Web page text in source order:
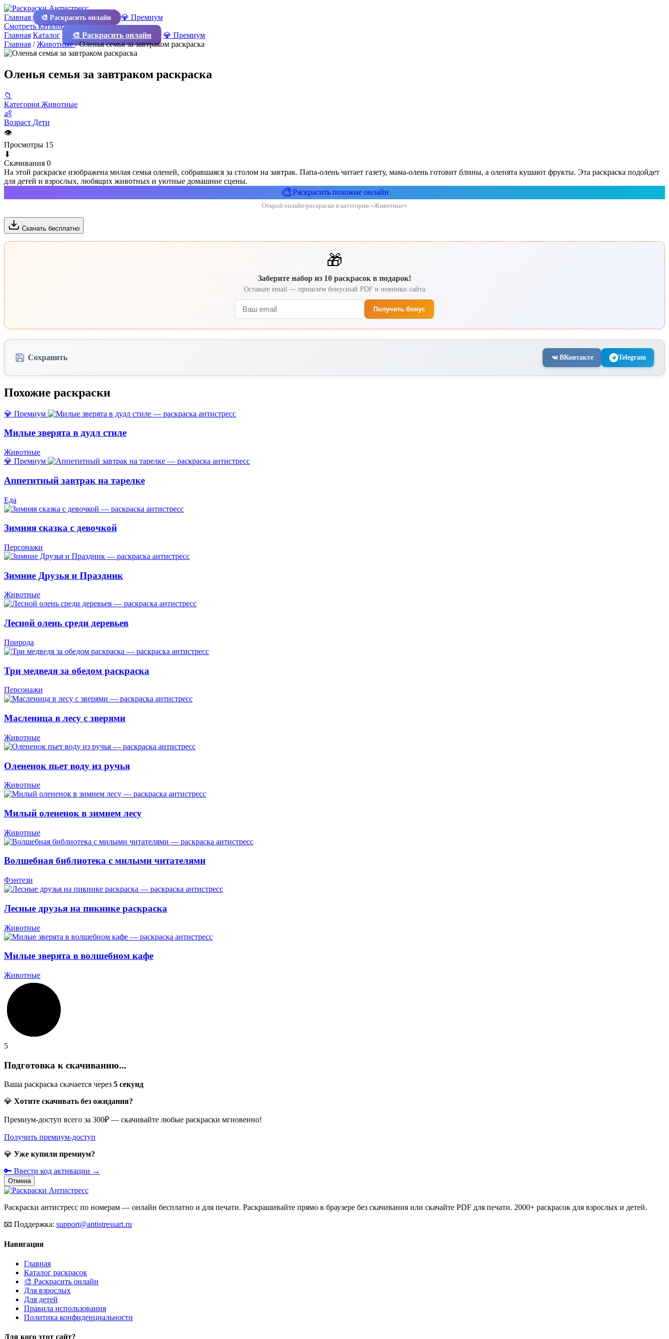
Главная 🎨 Раскрасить онлайн
💎 Премиум
Смотреть каталог
Главная Каталог 🎨 Раскрасить онлайн
💎 Премиум
Главная /Животные/Оленья семья за завтраком раскраска
Оленья семья за завтраком раскраска
📁
Категория Животные
👶
Возраст Дети
👁
Просмотры 15
⬇
Скачивания 0
На этой раскраске изображена милая семья оленей, собравшаяся за столом на завтрак. Папа-олень читает газету, мама-олень готовит блины, а оленята кушают фрукты. Эта раскраска подойдет
для детей и взрослых, любящих животных и уютные домашние сцены.
🎨Раскрасить похожие онлайн
Открой онлайн-раскраски в категории «Животные»
Скачать бесплатно
🎁
Заберите набор из 10 раскрасок в подарок!
Оставьте email — пришлём бонусный PDF и новинки сайта
Получить бонус
Сохранить ВКонтакте Telegram
Похожие раскраски
💎 Премиум
Милые зверята в дудл стиле
Животные
💎 Премиум
Аппетитный завтрак на тарелке
Еда
Зимняя сказка с девочкой
Персонажи
Зимние Друзья и Праздник
Животные
Лесной олень среди деревьев
Природа
Три медведя за обедом раскраска
Персонажи
Масленица в лесу с зверями
Животные
Олененок пьет воду из ручья
Животные
Милый олененок в зимнем лесу
Животные
Волшебная библиотека с милыми читателями
Фэнтези
Лесные друзья на пикнике раскраска
Животные
Милые зверята в волшебном кафе
Животные
5
Подготовка к скачиванию...
Ваша раскраска скачается через 5 секунд
💎 Хотите скачивать без ожидания?
Премиум-доступ всего за 300₽ — скачивайте любые раскраски мгновенно!
Получить премиум-доступ
💎 Уже купили премиум?
🔑 Ввести код активации →
Отмена
Раскраски антистресс по номерам — онлайн бесплатно и для печати. Раскрашивайте прямо в браузере без скачивания или скачайте PDF для печати. 2000+ раскрасок для взрослых и детей.
📧 Поддержка: support@antistressart.ru
Навигация
Главная
Каталог раскрасок
🎨 Раскрасить онлайн
Для взрослых
Для детей
Правила использования
Политика конфиденциальности
Для кого этот сайт?